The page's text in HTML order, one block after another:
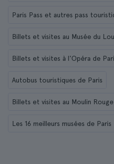
Paris Pass et autres pass
Billets et visites au Musée du
Billets et visites à l'Opéra de
Autobus touristiques de Paris
Billets et visites au Moulin Rouge
Les 16 meilleurs musées de Paris